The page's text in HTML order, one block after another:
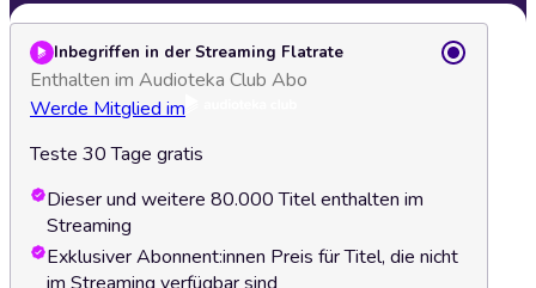
Inbegriffen in der Streaming Flatrate
Enthalten im Audioteka Club Abo
Werde Mitglied im
Teste 30 Tage gratis
Dieser und weitere 80.000 Titel enthalten im
Streaming
Exklusiver Abonnent:innen Preis für Titel, die nicht